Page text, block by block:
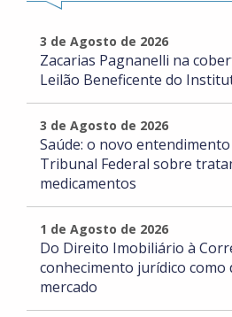
3 de Agosto de 2026
Zacarias Pagnanelli na
Leilão Beneficente do
3 de Agosto de 2026
Saúde: o novo
Tribunal Federal sobre
medicamentos
1 de Agosto de 2026
Do Direito Imobiliário à
conhecimento jurídico como
mercado